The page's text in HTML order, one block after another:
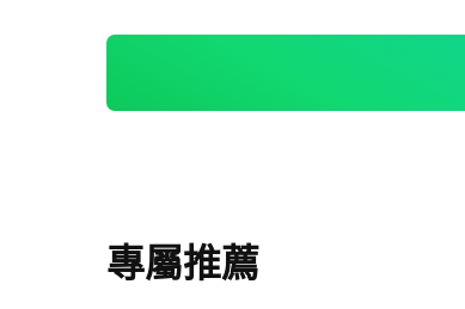
專屬推薦